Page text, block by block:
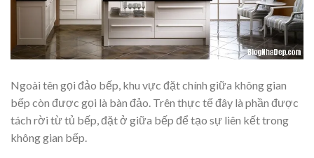
Ngoài tên gọi đảo bếp, khu vực đặt chính giữa không gian
bếp còn được gọi là bàn đảo. Trên thực tế đây là phần được
tách rời từ tủ bếp, đặt ở giữa bếp để tạo sự liên kết trong
không gian bếp.